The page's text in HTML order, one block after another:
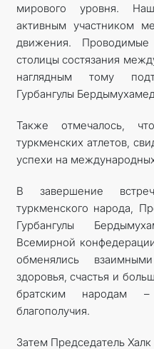
мирового уровня.
активным участником
движения.
столицы состязания
наглядным тому
Гурбангулы
Также отмечалось,
туркменских атлетов,
успехи на
В завершение
туркменского народа,
Гурбангулы
Всемирной
обменялись
здоровья, счастья и
братским народам
благополучия.
Затем Председатель